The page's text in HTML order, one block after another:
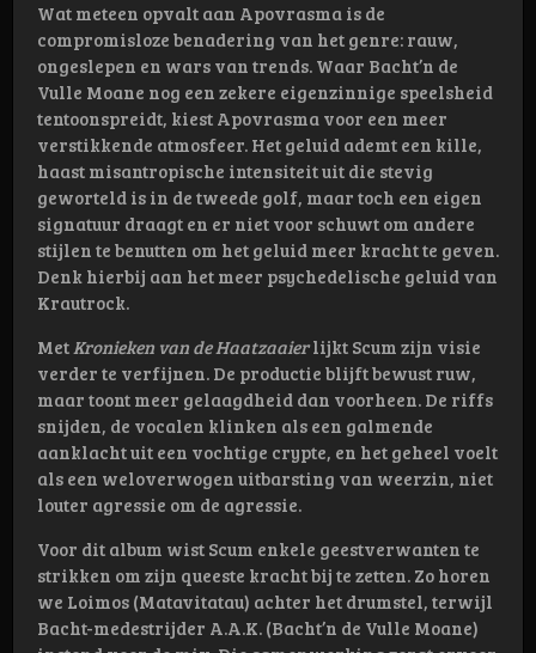
Wat meteen opvalt aan Apovrasma is de
compromisloze benadering van het genre: rauw,
ongeslepen en wars van trends. Waar Bacht’n de
Vulle Moane nog een zekere eigenzinnige speelsheid
tentoonspreidt, kiest Apovrasma voor een meer
verstikkende atmosfeer. Het geluid ademt een kille,
haast misantropische intensiteit uit die stevig
geworteld is in de tweede golf, maar toch een eigen
signatuur draagt en er niet voor schuwt om andere
stijlen te benutten om het geluid meer kracht te geven.
Denk hierbij aan het meer psychedelische geluid van
Krautrock.
MetKronieken van de Haatzaaierlijkt Scum zijn visie
verder te verfijnen. De productie blijft bewust ruw,
maar toont meer gelaagdheid dan voorheen. De riffs
snijden, de vocalen klinken als een galmende
aanklacht uit een vochtige crypte, en het geheel voelt
als een weloverwogen uitbarsting van weerzin, niet
louter agressie om de agressie.
Voor dit album wist Scum enkele geestverwanten te
strikken om zijn queeste kracht bij te zetten. Zo horen
we Loimos (Matavitatau) achter het drumstel, terwijl
Bacht-medestrijder A.A.K. (Bacht’n de Vulle Moane)